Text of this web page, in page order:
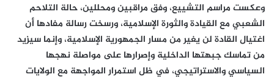
وعكست مراسم التشييع، وفق مراقبين ومحللين، حالة التلاحم
الشعبي مع القيادة والثورة الإسلامية، ورسخت رسالة مفادها أن
اغتيال القادة لن يغير من مسار الجمهورية الإسلامية، وإنما سيزيد
من تماسك جبهتها الداخلية وإصرارها على مواصلة نهجها
السياسي والاستراتيجي، في ظل استمرار المواجهة مع الولايات